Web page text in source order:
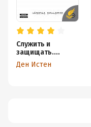
Служить и
защищать.
Сборник
рассказов
Ден Истен